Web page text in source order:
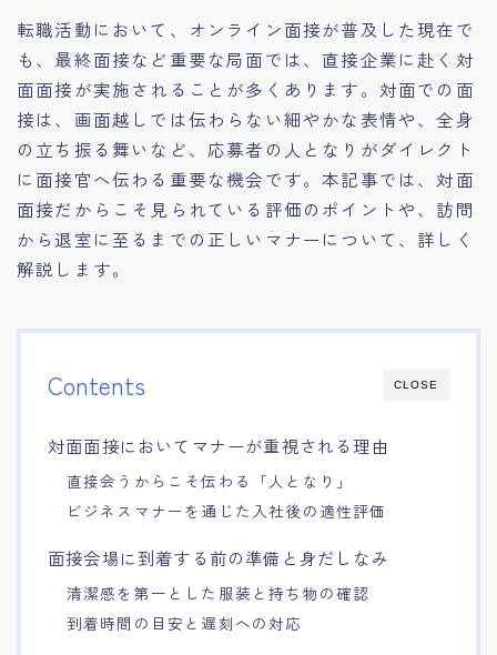
14.キャリアアップのための面接戦略
15.職場適応力をアピールする方法
16.エージェントと良好な関係を築く方法
17.面接でブランクを効果的に伝える方法
転職活動において、オンライン面接が普及した現在で
も、最終面接など重要な局面では、直接企業に赴く対
面面接が実施されることが多くあります。対面での面
接は、画面越しでは伝わらない細やかな表情や、全身
の立ち振る舞いなど、応募者の人となりがダイレクト
に面接官へ伝わる重要な機会です。本記事では、対面
面接だからこそ見られている評価のポイントや、訪問
から退室に至るまでの正しいマナーについて、詳しく
解説します。
CLOSE
Contents
対面面接においてマナーが重視される理由
直接会うからこそ伝わる「人となり」
ビジネスマナーを通じた入社後の適性評価
面接会場に到着する前の準備と身だしなみ
清潔感を第一とした服装と持ち物の確認
到着時間の目安と遅刻への対応